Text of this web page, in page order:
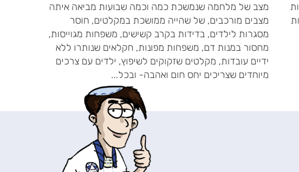
מצב של מלחמה שנמשכת כמה וכמה שבועות מביאה איתה
מצבים מורכבים, של שהייה ממושכת במקלטים, חוסר
מסגרות לילדים, בדידות בקרב קשישים, משפחות מגוייסות,
מחסור במנות דם, משפחות מפונות, חקלאים שנותרו ללא
ידיים עובדות, מקלטים שזקוקים לשיפוץ, ילדים עם צרכים
מיוחדים שצריכים יחס חום ואהבה- ובכל...